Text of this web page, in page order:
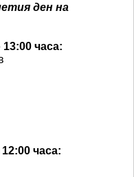
ден на
часа:
часа: